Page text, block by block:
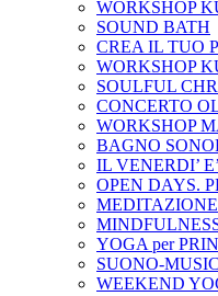
WORKSHOP
SOUND BATH
CREA IL TUO
WORKSHOP
SOULFUL
CONCERTO
WORKSHOP
BAGNO
IL VENERDI’
OPEN DAYS.
MEDITAZIONE
YOGA per
SUONO-
WEEKEND